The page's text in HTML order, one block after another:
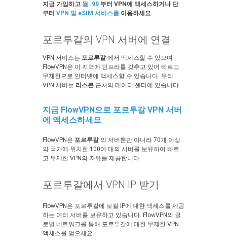
지금 가입하고 월 .99 부터 VPN에 액세스하거나 단
부터 VPN 및 eSIM 서비스를 이용하세요.
포르투갈의 VPN 서버에 연결
VPN 서비스는 포르투갈에서 액세스할 수 있으며
FlowVPN은 이 지역에 인프라를 갖추고 있어 빠르고
무제한으로 인터넷에 액세스할 수 있습니다. 우리
VPN 서버는 리스본 근처의 데이터 센터에 있습니다.
지금 FlowVPN으로 포르투갈 VPN 서버
에 액세스하세요
FlowVPN은 포르투갈의 서버뿐만 아니라 70개 이상
의 국가에 위치한 100여 대의 서버를 보유하여 빠르
고 무제한 VPN의 자유를 제공합니다.
포르투갈에서 VPN IP 받기
FlowVPN은 포르투갈에 로컬 IP에 대한 액세스를 제공
하는 여러 서버를 보유하고 있습니다. FlowVPN의 글
로벌 네트워크를 통해 포르투갈에 대한 무제한 VPN
액세스를 얻으세요.